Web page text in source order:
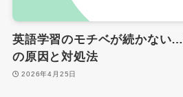
英語学習のモチベが続かない
の原因と対処法
2026年4月25日